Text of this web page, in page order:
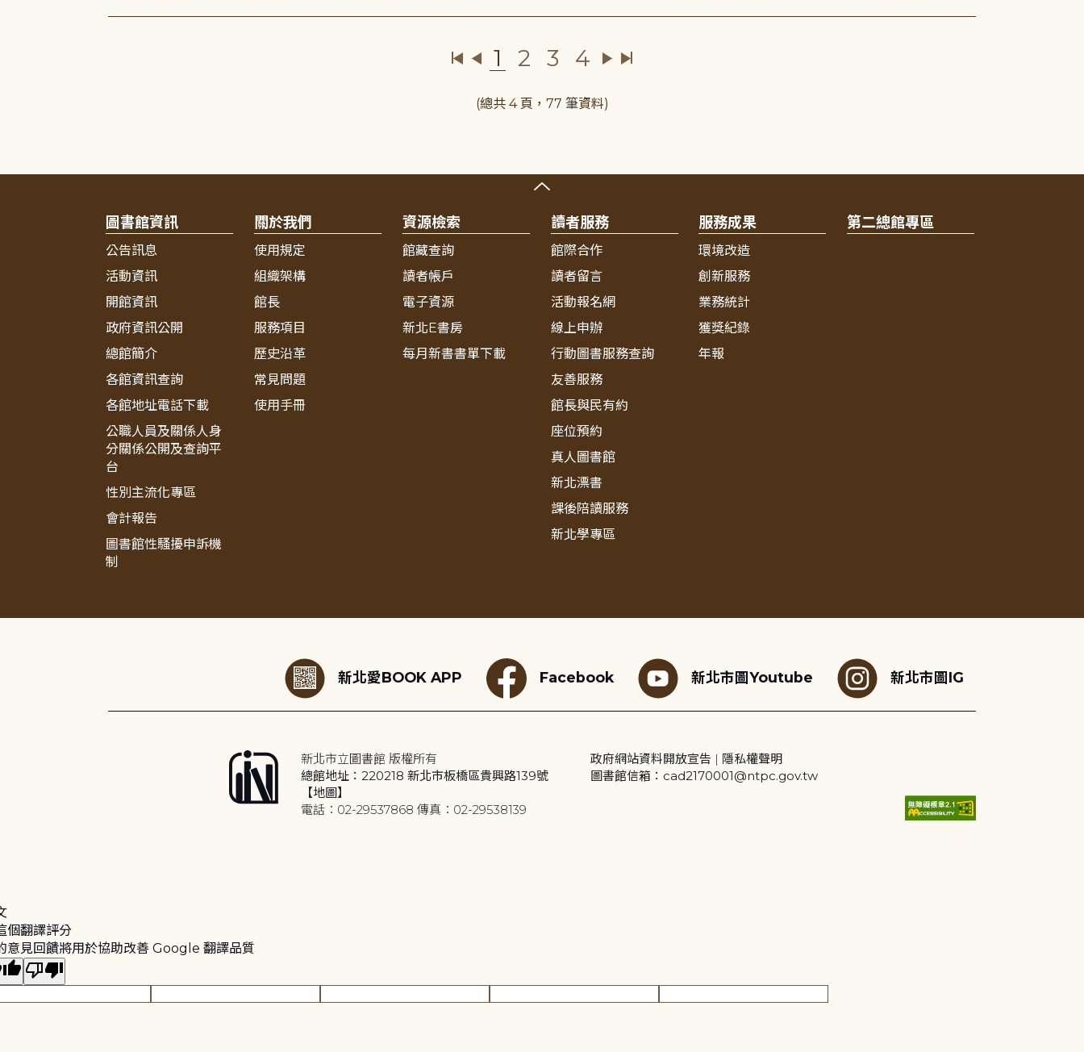
1 2 3 4
(總共 4 頁，77 筆資料)
圖書館資訊
公告訊息
活動資訊
開館資訊
政府資訊公開
總館簡介
各館資訊查詢
各館地址電話下載
公職人員及關係人身
分關係公開及查詢平
台
性別主流化專區
會計報告
圖書館性騷擾申訴機
制
關於我們
使用規定
組織架構
館長
服務項目
歷史沿革
常見問題
使用手冊
資源檢索
館藏查詢
讀者帳戶
電子資源
新北E書房
每月新書書單下載
讀者服務
館際合作
讀者留言
活動報名網
線上申辦
行動圖書服務查詢
友善服務
館長與民有約
座位預約
真人圖書館
新北漂書
課後陪讀服務
新北學專區
服務成果
環境改造
創新服務
業務統計
獲獎紀錄
年報
第二總館專區
新北愛BOOK APP Facebook 新北市圖Youtube 新北市圖IG
新北市立圖書館 版權所有
總館地址：220218 新北市板橋區貴興路139號
【地圖】
電話：02-29537868 傳真：02-29538139
政府網站資料開放宣告 | 隱私權聲明
圖書館信箱：cad2170001@ntpc.gov.tw
個翻譯評分
意見回饋將用於協助改善 Google 翻譯品質